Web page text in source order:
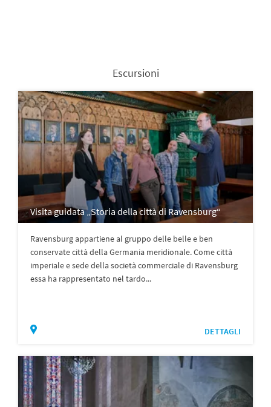
Escursioni
Visita guidata „Storia della città di Ravensburg“
Ravensburg appartiene al gruppo delle belle e ben
conservate città della Germania meridionale. Come città
imperiale e sede della società commerciale di Ravensburg
essa ha rappresentato nel tardo...
DETTAGLI